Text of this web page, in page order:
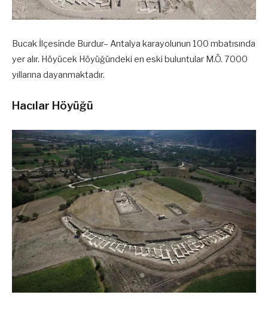
Bucak İlçesinde Burdur– Antalya karayolunun 100 mbatısında
yer alır. Höyücek Höyüğündeki en eski buluntular M.Ö. 7000
yıllarına dayanmaktadır.
Hacılar Höyüğü